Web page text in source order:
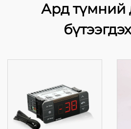
Ард түмний